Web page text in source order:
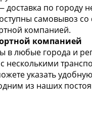
доставка по городу
самовывоз со
компанией.
компанией
в любые города и
несколькими
указать
из наших